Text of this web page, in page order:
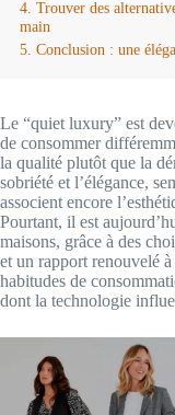
Trouver des
main
Conclusion : une
Le “quiet luxury” est
de consommer
la qualité plutôt que la
sobriété et l’élégance,
associent encore
Pourtant, il est
maisons, grâce à des
et un rapport renouvelé
habitudes de
dont la technologie